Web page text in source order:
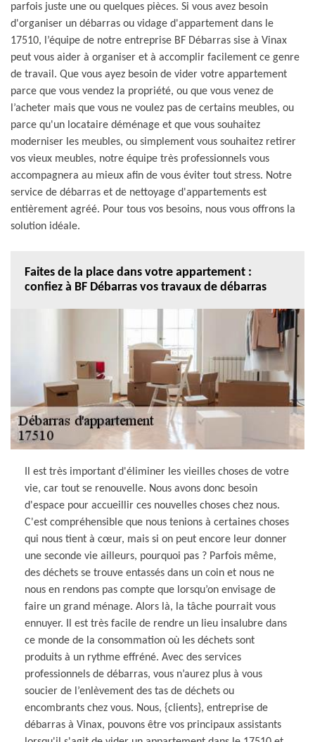
parfois juste une ou quelques pièces. Si vous avez besoin
d'organiser un débarras ou vidage d'appartement dans le
17510, l’équipe de notre entreprise BF Débarras sise à Vinax
peut vous aider à organiser et à accomplir facilement ce genre
de travail. Que vous ayez besoin de vider votre appartement
parce que vous vendez la propriété, ou que vous venez de
l’acheter mais que vous ne voulez pas de certains meubles, ou
parce qu'un locataire déménage et que vous souhaitez
moderniser les meubles, ou simplement vous souhaitez retirer
vos vieux meubles, notre équipe très professionnels vous
accompagnera au mieux afin de vous éviter tout stress. Notre
service de débarras et de nettoyage d'appartements est
entièrement agréé. Pour tous vos besoins, nous vous offrons la
solution idéale.
Faites de la place dans votre appartement :
confiez à BF Débarras vos travaux de débarras
Il est très important d'éliminer les vieilles choses de votre
vie, car tout se renouvelle. Nous avons donc besoin
d'espace pour accueillir ces nouvelles choses chez nous.
C'est compréhensible que nous tenions à certaines choses
qui nous tient à cœur, mais si on peut encore leur donner
une seconde vie ailleurs, pourquoi pas ? Parfois même,
des déchets se trouve entassés dans un coin et nous ne
nous en rendons pas compte que lorsqu’on envisage de
faire un grand ménage. Alors là, la tâche pourrait vous
ennuyer. Il est très facile de rendre un lieu insalubre dans
ce monde de la consommation où les déchets sont
produits à un rythme effréné. Avec des services
professionnels de débarras, vous n’aurez plus à vous
soucier de l’enlèvement des tas de déchets ou
encombrants chez vous. Nous, {clients}, entreprise de
débarras à Vinax, pouvons être vos principaux assistants